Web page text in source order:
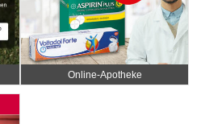
Online‑Apotheke